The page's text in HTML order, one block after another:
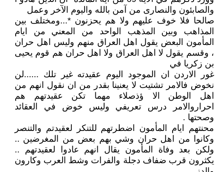
والصابئون والنصارى من آمن بالله واليوم الآخر وعمل
صالحا فلا خوف عليهم ولا هم يحزنون *...ومختلف بين
المذاهب وبين المذهب الواحد من المعني من ايام
المأمون البعض يقول اهل العراق منهم وليس اهل حران
، وقسم يقول لا اهل العراق ولا اهل حران هم قوم يحيى
بن زكريا في
غور الاردن ان الموجود اليوم عقيدته غير تلك ......لن
نخوض فالامر تشتيت لا يعنينا بقدر من ان نقول انهم من
اهل الوطن الا ؤذصلاء مهما تكن عقيدتهم هم
احراروالامر درس تعريفي وليس خوض في العقائد
وصحتها .
محنتهم ايام المأمون اضطرتهم للتنكر لعقيدتم والتنصر
وكانوا من اهل حران وشي بهم بعض من المغرضين ..
ولكن بعد وفاة المأمون يقال انهم عادوا لعقيدتهم ..
يكثرون قرب ضفاف دجلة والفرات وشط العرب وكارون